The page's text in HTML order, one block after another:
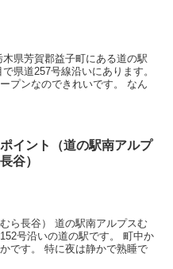
県芳賀郡益子町にある道の駅
県道257号線沿いにあります。
プンなのできれいです。 なん
イント（道の駅南アルプ
谷）
ら長谷） 道の駅南アルプスむ
号沿いの道の駅です。 町中か
です。 特に夜は静かで熟睡で